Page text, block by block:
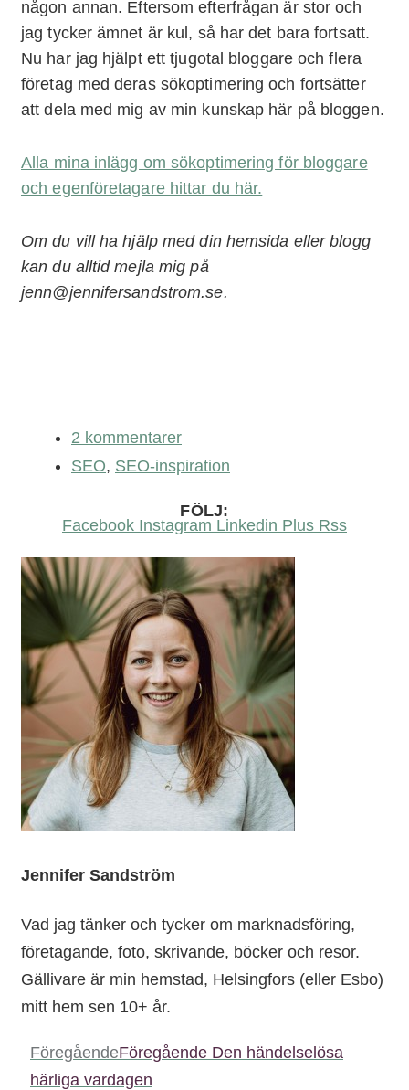
någon annan. Eftersom efterfrågan är stor och
jag tycker ämnet är kul, så har det bara fortsatt.
Nu har jag hjälpt ett tjugotal bloggare och flera
företag med deras sökoptimering och fortsätter
att dela med mig av min kunskap här på bloggen.
Alla mina inlägg om sökoptimering för bloggare
och egenföretagare hittar du här.
Om du vill ha hjälp med din hemsida eller blogg
kan du alltid mejla mig på
jenn@jennifersandstrom.se.
2 kommentarer
SEO, SEO-inspiration
FÖLJ:
Facebook Instagram Linkedin Plus Rss
Jennifer Sandström
Vad jag tänker och tycker om marknadsföring,
företagande, foto, skrivande, böcker och resor.
Gällivare är min hemstad, Helsingfors (eller Esbo)
mitt hem sen 10+ år.
FöregåendeFöregående Den händelselösa
härliga vardagen